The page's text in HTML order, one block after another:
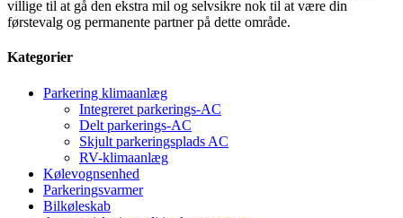
villige til at gå den ekstra mil og selvsikre nok til at være din
førstevalg og permanente partner på dette område.
Kategorier
Parkering klimaanlæg
Integreret parkerings-AC
Delt parkerings-AC
Skjult parkeringsplads AC
RV-klimaanlæg
Kølevognsenhed
Parkeringsvarmer
Bilkøleskab